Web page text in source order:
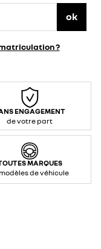
ok
?
ENGAGEMENT
de votre part
MARQUES
de véhicule